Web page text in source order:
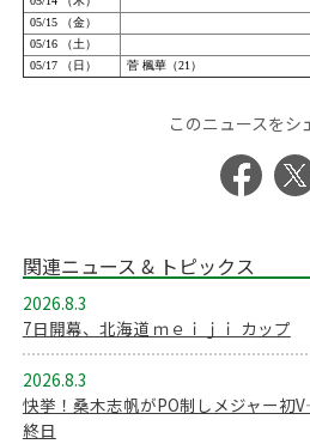
このニュースをシ
関連ニュース & トピックス
2026.8.3
7日開幕、北海道 ｍｅｉｊｉ カップ
2026.8.3
快挙！桑木志帆がPO制しメジャー初
終日